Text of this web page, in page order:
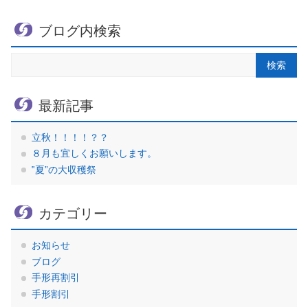
ブログ内検索
最新記事
立秋！！！！？？
８月も宜しくお願いします。
‟夏”の大収穫祭
カテゴリー
お知らせ
ブログ
手形再割引
手形割引